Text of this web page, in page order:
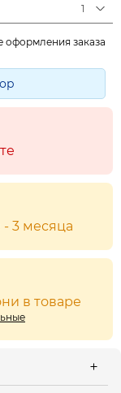
1
заказа
3 месяца
в товаре